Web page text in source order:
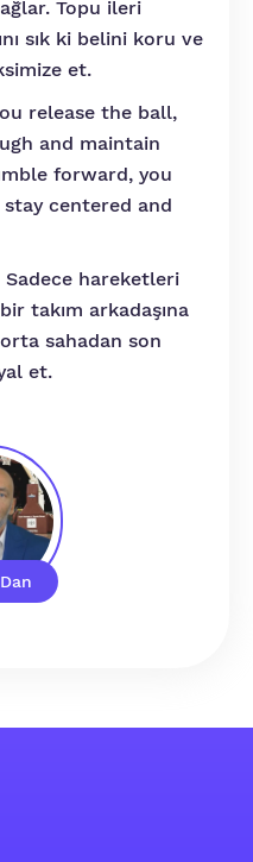
Topu ileri
sık ki belini koru ve
et.
release the ball,
and maintain
forward, you
centered and
Sadece hareketleri
takım arkadaşına
orta sahadan son
et.